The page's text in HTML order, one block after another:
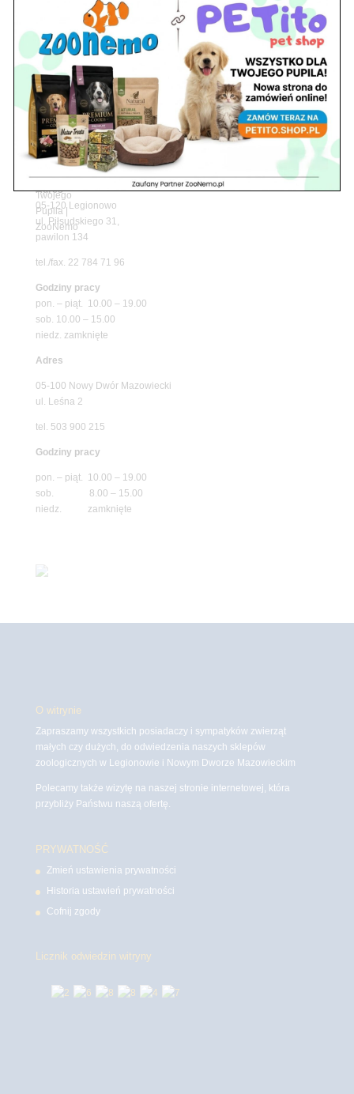
Z Życia Sklepu
Promocje
Upały wracają! Zadbaj o komfort swojego pupila
z matami chłodzącymi ZooNemo
Z Życia Sklepu
Petito Pet Shop – Internetowy Sklep Zoologiczny
Online! Wszystko Dla Twojego Pupila | ZooNemo
Znajdź nas
Adres
05-120 Legionowo
ul. Piłsudskiego 31,
pawilon 134
tel./fax. 22 784 71 96
Godziny pracy
pon. – piąt. 10.00 – 19.00
sob. 10.00 – 15.00
niedz. zamknięte
Adres
05-100 Nowy Dwór Mazowiecki
ul. Leśna 2
tel. 503 900 215
Godziny pracy
pon. – piąt. 10.00 – 19.00
sob. 8.00 – 15.00
niedz. zamknięte
O witrynie
Zapraszamy wszystkich posiadaczy i sympatyków zwierząt
małych czy dużych, do odwiedzenia naszych sklepów
zoologicznych w Legionowie i Nowym Dworze Mazowieckim
Polecamy także wizytę na naszej stronie internetowej, która
przybliży Państwu naszą ofertę.
PRYWATNOŚĆ
Zmień ustawienia prywatności
Historia ustawień prywatności
Cofnij zgody
Licznik odwiedzin witryny